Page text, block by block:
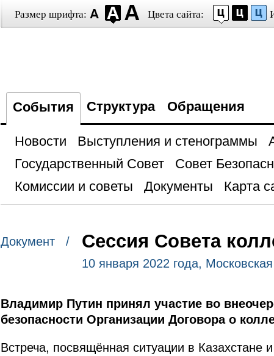
Размер шрифта: Цвета сайта:
События Структура Обращения
Новости Выступления и стенограммы
Государственный Совет
Совет
Комиссии и советы
Документы Карта
Документ / Сессия Совета
10 января 2022 года,
Владимир Путин принял участие во
безопасности Организации Договора о
Встреча, посвящённая ситуации в